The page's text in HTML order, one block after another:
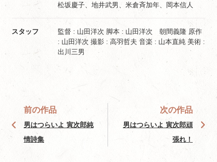
松坂慶子、地井武男、米倉斉加年、岡本信人
スタッフ
監督 : 山田洋次 脚本 : 山田洋次 朝間義隆 原作
: 山田洋次 撮影 : 高羽哲夫 音楽 : 山本直純 美術 :
出川三男
前の作品
男はつらいよ 寅次郎純
情詩集
次の作品
男はつらいよ 寅次郎頑
張れ！